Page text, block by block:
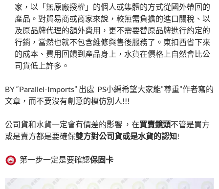
家，以「無原廠授權」的個人或集體的方式從國外帶回的
產品。對貿易商或商家來說，較無需負擔的進口關稅、以
及原品牌代理的額外費用，更不需要替原品牌進行約定的
行銷，當然也就不包含維修與售後服務了。東扣西省下來
的成本、費用回饋到產品身上，水貨在價格上自然會比公
司貨低上許多。
BY “Parallel-Imports” 出處 PS小編希望大家能”尊重”作者寫的
文章，而不要沒有創意的模仿別人!!!
公司貨和水貨一定會有價差的影響 ，在買賣鏡頭不管是買方
或是賣方都是要確保雙方對公司貨或是水貨的認知!
第一步一定是要確認保固卡